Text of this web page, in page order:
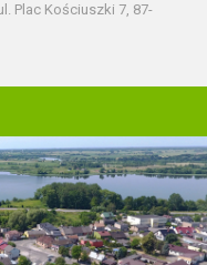
Plac Kościuszki 7, 87-